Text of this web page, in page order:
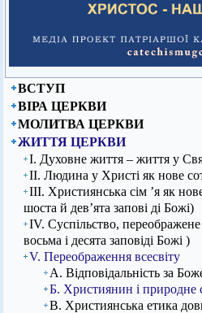
ВСТУП
ВІРА ЦЕРКВИ
МОЛИТВА ЦЕРКВИ
ЖИТТЯ ЦЕРКВИ
І. Духовне життя – життя у
ІІ. Людина у Христі як нове
ІІІ. Християнська сім ’я як
шоста й дев’ята запові ді Божі)
IV. Суспільство,
восьма і десята заповіді Божі )
V. Переображення всесвіту
А. Відповідальність за
Б. Християнин і природне
В. Християнська етика